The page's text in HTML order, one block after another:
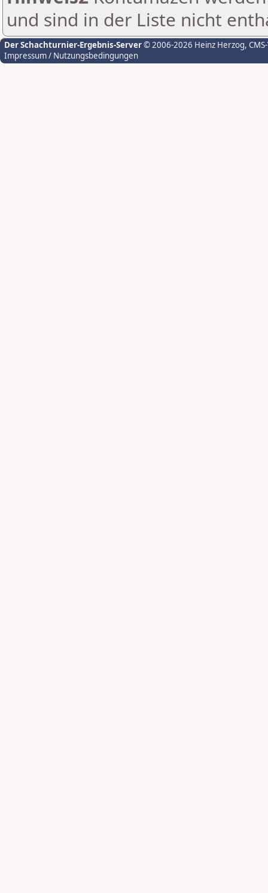
und sind in der Liste nicht
Der Schachturnier-Ergebnis-Server© 2006-2026 Heinz Herzog,
Impressum / Nutzungsbedingungen